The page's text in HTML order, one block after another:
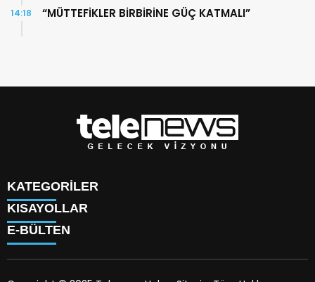
“MÜTTEFİKLER BİRBİRİNE GÜÇ KATMALI”
14:18
KATEGORİLER
TÜRK DÜNYASI
SAVUNMA SANAYİİ
KISAYOLLAR
KÜNYE
HAKKIMIZDA
E-BÜLTEN